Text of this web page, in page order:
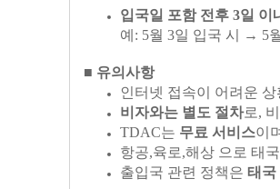
입국일 포함 전후 3일 이
예: 5월 3일 입국 시 → 5
■ 유의사항
인터넷 접속이 어려운
비자와는 별도 절차로,
TDAC는 무료 서비스이
항공,육로,해상 으로 태
출입국 관련 정책은 태국